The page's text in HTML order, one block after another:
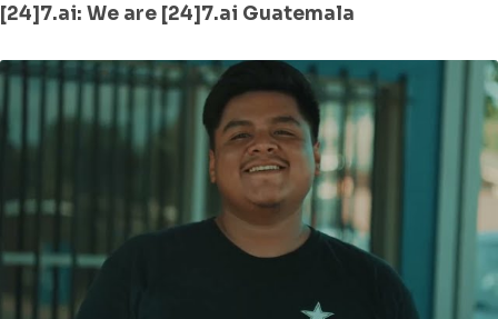
[24]7.ai: We are [24]7.ai Guatemala